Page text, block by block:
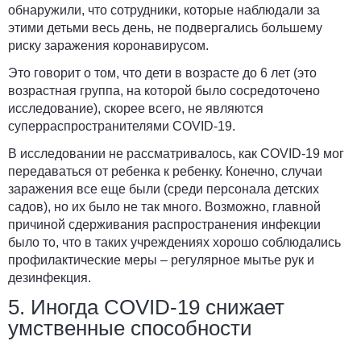
обнаружили, что сотрудники, которые наблюдали за
этими детьми весь день, не подвергались большему
риску заражения коронавирусом.
Это говорит о том, что дети в возрасте до 6 лет (это
возрастная группа, на которой было сосредоточено
исследование), скорее всего, не являются
суперраспространителями COVID-19.
В исследовании не рассматривалось, как COVID-19 мог
передаваться от ребенка к ребенку. Конечно, случаи
заражения все еще были (среди персонала детских
садов), но их было не так много. Возможно, главной
причиной сдерживания распространения инфекции
было то, что в таких учреждениях хорошо соблюдались
профилактические меры – регулярное мытье рук и
дезинфекция.
5. Иногда COVID-19 снижает
умственные способности